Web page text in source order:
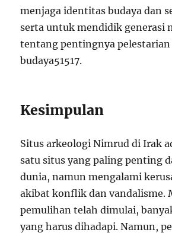
menjaga identitas budaya dan
serta untuk mendidik generasi
tentang pentingnya pelestarian
budaya51517.
Kesimpulan
Situs arkeologi Nimrud di Irak
satu situs yang paling penting
dunia, namun mengalami
akibat konflik dan vandalisme.
pemulihan telah dimulai,
yang harus dihadapi. Namun,